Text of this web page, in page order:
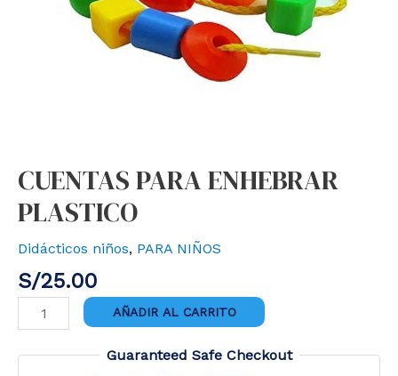
CUENTAS PARA ENHEBRAR
PLASTICO
Didácticos niños, PARA NIÑOS
S/25.00
CUENTAS
PARA
ENHEBRAR
AÑADIR AL CARRITO
Guaranteed Safe Checkout